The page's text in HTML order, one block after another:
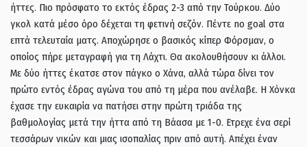
ήττες. Πιο πρόσφατο το εκτός έδρας 2-3 από την Τούρκου. Δύο
γκολ κατά μέσο όρο δέχεται τη φετινή σεζόν. Πέντε no goal στα
επτά τελευταία ματς. Αποχώρησε ο βασικός κίπερ Φόρσμαν, ο
οποίος πήρε μεταγραφή για τη Λάχτι. Θα ακολουθήσουν κι άλλοι.
Με δύο ήττες έκατσε στον πάγκο ο Χάνα, αλλά τώρα δίνει τον
πρώτο εντός έδρας αγώνα του από τη μέρα που ανέλαβε. Η Χόνκα
έχασε την ευκαιρία να πατήσει στην πρώτη τριάδα της
βαθμολογίας μετά την ήττα από τη Βάασα με 1-0. Ετρεχε ένα σερί
τεσσάρων νικών και μιας ισοπαλίας πριν από αυτή. Απέχει έναν